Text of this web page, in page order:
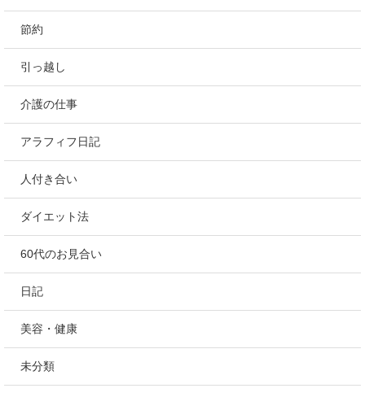
節約
引っ越し
介護の仕事
アラフィフ日記
人付き合い
ダイエット法
60代のお見合い
日記
美容・健康
未分類